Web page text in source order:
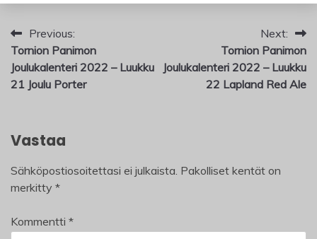
Artikkelien
selaus
Previous:
Tornion Panimon
Joulukalenteri 2022 – Luukku
21 Joulu Porter
Next:
Tornion Panimon
Joulukalenteri 2022 – Luukku
22 Lapland Red Ale
Vastaa
Sähköpostiosoitettasi ei julkaista. Pakolliset kentät on
merkitty *
Kommentti *